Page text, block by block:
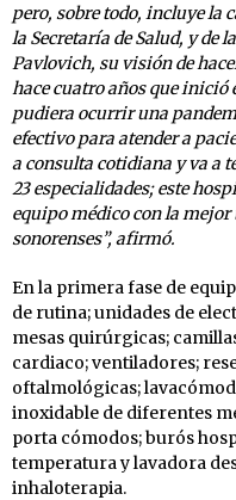
pero, sobre todo, incluye la
la Secretaría de Salud, y de
Pavlovich, su visión de
hace cuatro años que inició
pudiera ocurrir una
efectivo para atender a
a consulta cotidiana y va a
23 especialidades; este
equipo médico con la
sonorenses”, afirmó.
En la primera fase de
de rutina; unidades de
mesas quirúrgicas;
cardiaco; ventiladores;
oftalmológicas;
inoxidable de diferentes
porta cómodos; burós
temperatura y lavadora
inhaloterapia.